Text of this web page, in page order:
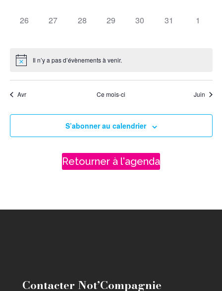
0
26
0
27
0
28
0
29
0
30
0
31
0
1
Il n’y a pas d’évènements à venir.
Avr Ce mois-ci Juin
S’abonner au calendrier
Retourner à l'agenda
Contacter Not’Compagnie